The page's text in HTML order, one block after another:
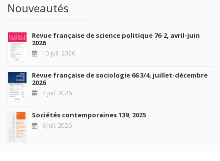
Nouveautés
Revue française de science politique 76-2, avril-juin
2026
10 juil. 2026
Revue française de sociologie 66 3/4, juillet-décembre
2026
7 juil. 2026
Sociétés contemporaines 139, 2025
6 juil. 2026